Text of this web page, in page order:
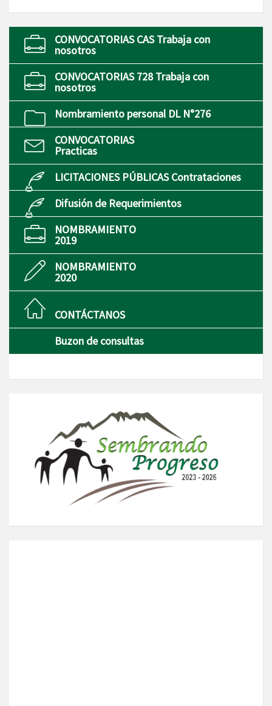
CONVOCATORIAS CAS Trabaja con
nosotros
CONVOCATORIAS 728 Trabaja con
nosotros
Nombramiento personal DL N°276
CONVOCATORIAS
Practicas
LICITACIONES PÚBLICAS Contrataciones
Difusión de Requerimientos
NOMBRAMIENTO
2019
NOMBRAMIENTO
2020
CONTÁCTANOS
Buzon de consultas